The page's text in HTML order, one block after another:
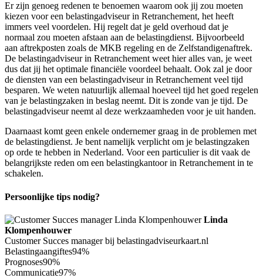
Er zijn genoeg redenen te benoemen waarom ook jij zou moeten
kiezen voor een belastingadviseur in Retranchement, het heeft
immers veel voordelen. Hij regelt dat je geld overhoud dat je
normaal zou moeten afstaan aan de belastingdienst. Bijvoorbeeld
aan aftrekposten zoals de MKB regeling en de Zelfstandigenaftrek.
De belastingadviseur in Retranchement weet hier alles van, je weet
dus dat jij het optimale financiële voordeel behaalt. Ook zal je door
de diensten van een belastingadviseur in Retranchement veel tijd
besparen. We weten natuurlijk allemaal hoeveel tijd het goed regelen
van je belastingzaken in beslag neemt. Dit is zonde van je tijd. De
belastingadviseur neemt al deze werkzaamheden voor je uit handen.
Daarnaast komt geen enkele ondernemer graag in de problemen met
de belastingdienst. Je bent namelijk verplicht om je belastingzaken
op orde te hebben in Nederland. Voor een particulier is dit vaak de
belangrijkste reden om een belastingkantoor in Retranchement in te
schakelen.
Persoonlijke tips nodig?
Linda
Klompenhouwer
Customer Succes manager bij belastingadviseurkaart.nl
Belastingaangiftes94%
Prognoses90%
Communicatie97%